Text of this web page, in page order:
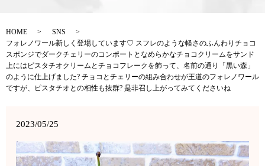
HOME
SNS
フォレノワール新しく登場しています♡ スフレのような軽さのふんわりチョコ
スポンジでダークチェリーのコンポートとなめらかなチョコクリームをサンド
上にはピスタチオクリームとチョコフレークを飾って、名前の通り「黒い森」
のように仕上げました? チョコとチェリーの組み合わせが王道のフォレノワール
ですが、ピスタチオとの相性も抜群? 是非召し上がってみてくださいね
2023/05/25